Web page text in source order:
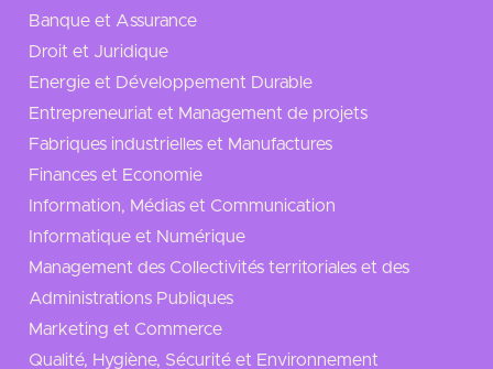
Banque et Assurance
Droit et Juridique
Energie et Développement Durable
Entrepreneuriat et Management de projets
Fabriques industrielles et Manufactures
Finances et Economie
Information, Médias et Communication
Informatique et Numérique
Management des Collectivités territoriales et des
Administrations Publiques
Marketing et Commerce
Qualité, Hygiène, Sécurité et Environnement